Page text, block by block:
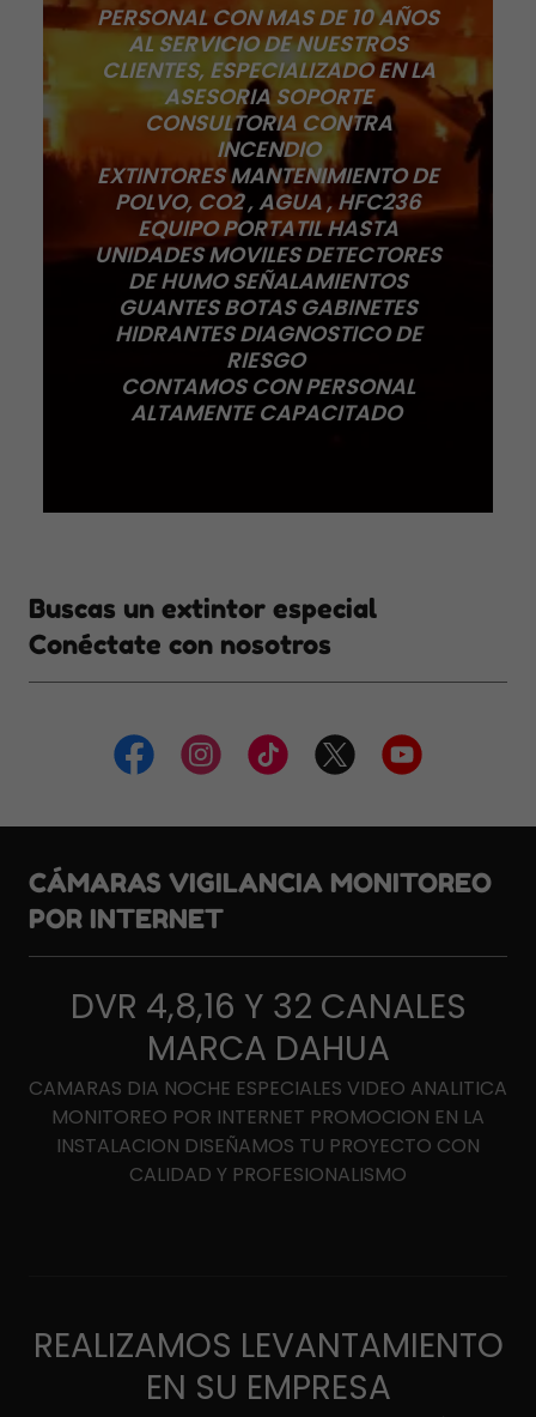
PERSONAL CON MAS DE 10 AÑOS
AL SERVICIO DE NUESTROS
CLIENTES, ESPECIALIZADO EN LA
ASESORIA SOPORTE
CONSULTORIA CONTRA
INCENDIO
EXTINTORES MANTENIMIENTO DE
POLVO, CO2 , AGUA , HFC236
EQUIPO PORTATIL HASTA
UNIDADES MOVILES DETECTORES
DE HUMO SEÑALAMIENTOS
GUANTES BOTAS GABINETES
HIDRANTES DIAGNOSTICO DE
RIESGO
CONTAMOS CON PERSONAL
ALTAMENTE CAPACITADO
Buscas un extintor especial
Conéctate con nosotros
CÁMARAS VIGILANCIA MONITOREO
POR INTERNET
DVR 4,8,16 Y 32 CANALES
MARCA DAHUA
CAMARAS DIA NOCHE ESPECIALES VIDEO ANALITICA
MONITOREO POR INTERNET PROMOCION EN LA
INSTALACION DISEÑAMOS TU PROYECTO CON
CALIDAD Y PROFESIONALISMO
REALIZAMOS LEVANTAMIENTO
EN SU EMPRESA